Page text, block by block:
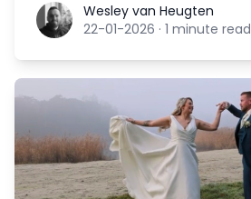
Wesley van Heugten
Wesley van Heugten
22-01-2026 · 1 minute read